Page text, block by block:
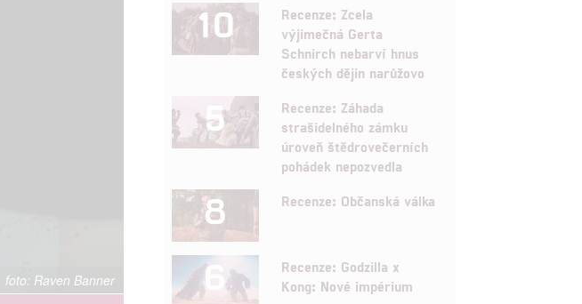
Raven Banner
10
Recenze: Zcela
výjimečná Gerta
Schnirch nebarví hnus
českých dějin narůžovo
5
Recenze: Záhada
strašidelného zámku
úroveň štědrovečerních
pohádek nepozvedla
8 Recenze: Občanská válka
6
Recenze: Godzilla x
Kong: Nové impérium